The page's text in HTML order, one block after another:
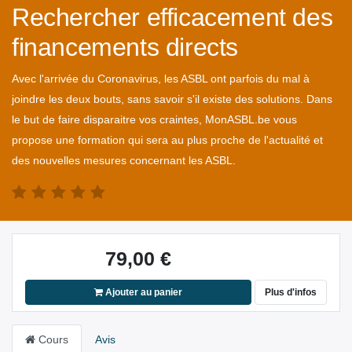
Rechercher efficacement des
financements directs
Avec l'arrivée du Coronavirus, les ASBL ont parfois du mal à
joindre les deux bouts, sans savoir s'il existe des solutions. Dans
le but de faire disparaitre vos craintes, MonASBL.be vous
propose une formation qui sera au plus proche de l'actualité et
des nouvelles mesures concernant les ASBL.
79,00 €
Ajouter au panier Plus d'infos
Cours Avis